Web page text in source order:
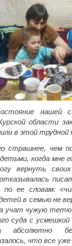
нашей
области
в этой трудной
страшнее, чем
когда мне
вернуть
ее словам:
в семью не
учат чужую
суда с
абсолютно
что все